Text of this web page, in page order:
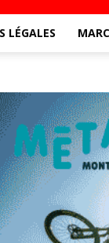
LÉGALES